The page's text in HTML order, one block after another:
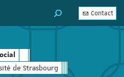
de Strasbourg
MOTEUR DE
Contact